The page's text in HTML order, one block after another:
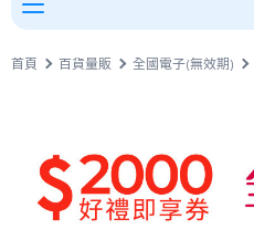
首頁 百貨量販 全國電子(無效期)